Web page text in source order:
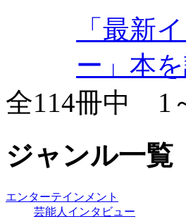
「最新
ー」本
全114冊中 1
ジャンル一覧
エンターテインメント
芸能人インタビュー